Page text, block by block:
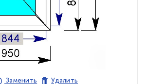
Заменить Удалить